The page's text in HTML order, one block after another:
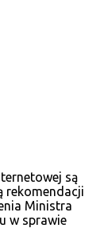
są
rekomendacji
Ministra
w sprawie